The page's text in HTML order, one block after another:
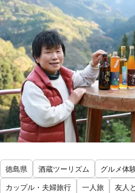
徳島県 酒蔵ツーリズム グルメ体
カップル・夫婦旅行
一人旅 友人